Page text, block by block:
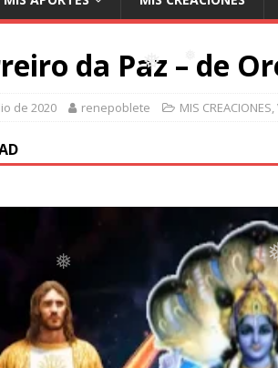
❅
da Paz – de
de 2020 renepoblete MIS CREACIONES,